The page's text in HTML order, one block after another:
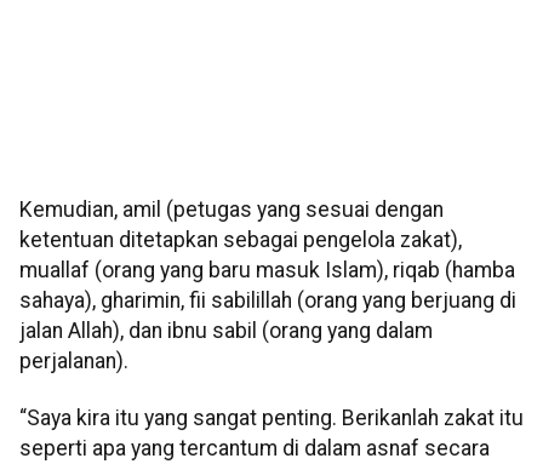
Kemudian, amil (petugas yang sesuai dengan
ketentuan ditetapkan sebagai pengelola zakat),
muallaf (orang yang baru masuk Islam), riqab (hamba
sahaya), gharimin, fii sabilillah (orang yang berjuang di
jalan Allah), dan ibnu sabil (orang yang dalam
perjalanan).
“Saya kira itu yang sangat penting. Berikanlah zakat itu
seperti apa yang tercantum di dalam asnaf secara